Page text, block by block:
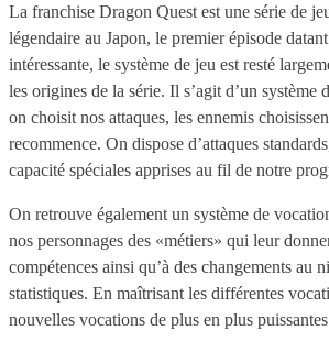
La franchise Dragon Quest est une série de
légendaire au Japon, le premier épisode
intéressante, le système de jeu est resté
les origines de la série. Il s’agit d’un système
on choisit nos attaques, les ennemis
recommence. On dispose d’attaques
capacité spéciales apprises au fil de notre
On retrouve également un système de
nos personnages des «métiers» qui leur
compétences ainsi qu’à des changements au
statistiques. En maîtrisant les différentes
nouvelles vocations de plus en plus